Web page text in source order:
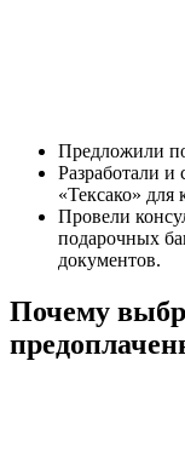
Предложили
Разработали и
«Тексако» для
Провели
подарочных
документов.
Почему